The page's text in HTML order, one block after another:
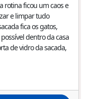
rotina ficou um caos e
e limpar tudo
fica os gatos,
dentro da casa
de vidro da sacada,